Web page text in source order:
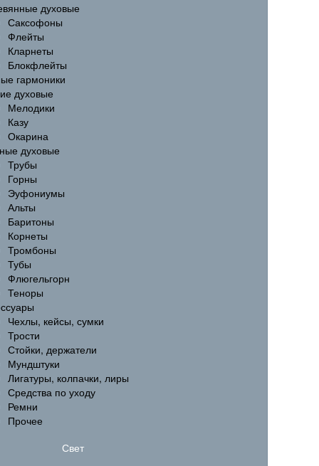
духовые
Саксофоны
Флейты
Кларнеты
Блокфлейты
гармоники
духовые
Мелодики
Казу
Окарина
духовые
Трубы
Горны
Эуфониумы
Альты
Баритоны
Корнеты
Тромбоны
Тубы
Флюгельгорн
Теноры
Чехлы, кейсы, сумки
Трости
Стойки, держатели
Мундштуки
Лигатуры, колпачки, лиры
Средства по уходу
Ремни
Прочее
Свет